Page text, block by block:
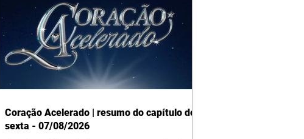
Coração Acelerado | resumo do capítulo de
sexta - 07/08/2026